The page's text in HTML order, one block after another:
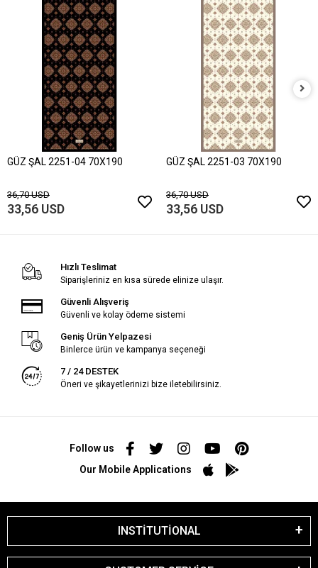
GÜZ ŞAL 2251-04 70X190
36,70 USD
33,56 USD
GÜZ ŞAL 2251-03 70X190
36,70 USD
33,56 USD
Hızlı Teslimat
Siparişleriniz en kısa sürede elinize ulaşır.
Güvenli Alışveriş
Güvenli ve kolay ödeme sistemi
Geniş Ürün Yelpazesi
Binlerce ürün ve kampanya seçeneği
7 / 24 DESTEK
Öneri ve şikayetlerinizi bize iletebilirsiniz.
Follow us
Our Mobile Applications
INSTİTUTİONAL